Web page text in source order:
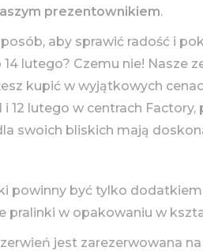
prezentownikiem.
aby sprawić radość i
lutego? Czemu nie!
kupić w wyjątkowych
i 12 lutego w centrach
swoich bliskich mają
powinny być tylko
w opakowaniu w
jest zarezerwowana